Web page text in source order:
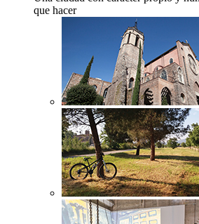
que hacer